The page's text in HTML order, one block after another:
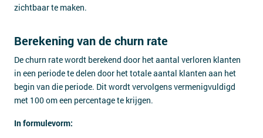
zichtbaar te maken.
Berekening van de churn rate
De churn rate wordt berekend door het aantal verloren klanten
in een periode te delen door het totale aantal klanten aan het
begin van die periode. Dit wordt vervolgens vermenigvuldigd
met 100 om een percentage te krijgen.
In formulevorm: